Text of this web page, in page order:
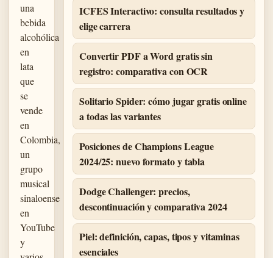
una
bebida
alcohólica
en
lata
que
se
vende
en
Colombia,
un
grupo
musical
sinaloense
en
YouTube
y
ICFES Interactivo: consulta resultados y
elige carrera
Convertir PDF a Word gratis sin
registro: comparativa con OCR
Solitario Spider: cómo jugar gratis online
a todas las variantes
Posiciones de Champions League
2024/25: nuevo formato y tabla
Dodge Challenger: precios,
descontinuación y comparativa 2024
Piel: definición, capas, tipos y vitaminas
esenciales